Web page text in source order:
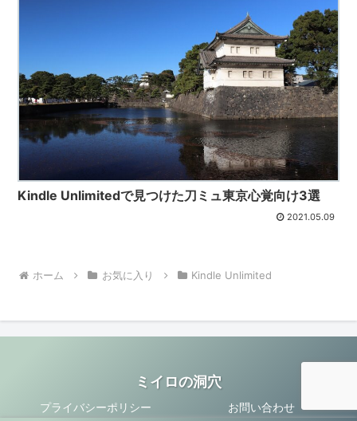
Kindle Unlimitedで見つけた刀ミュ東京心覚向け3選
2021.05.09
ホーム お気に入り Kindle Unlimited
ミイロの洞穴
プライバシーポリシー お問い合わせ